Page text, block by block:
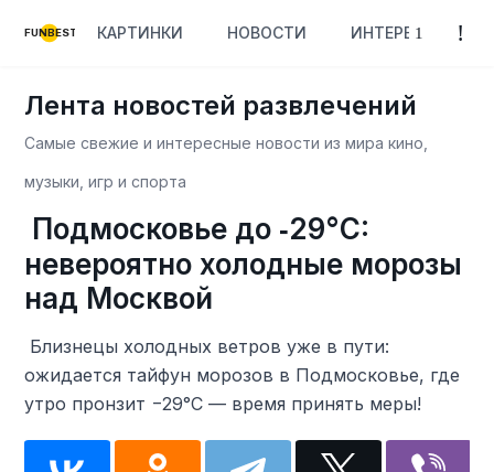
FUNBEST КАРТИНКИ НОВОСТИ ИНТЕРЕСНОЕ
Лента новостей развлечений
Самые свежие и интересные новости из мира кино,
музыки, игр и спорта
️ Подмосковье до ‑29°C:
невероятно холодные морозы
над Москвой
️ Близнецы холодных ветров уже в пути:
ожидается тайфун морозов в Подмосковье, где
утро пронзит −29°C — время принять меры!